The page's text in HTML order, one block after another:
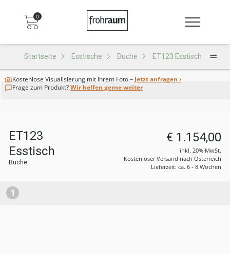
0
Startseite Esstische Buche ET123 Esstisch
Kostenlose Visualisierung mit Ihrem Foto – Jetzt anfragen ›
Frage zum Produkt?Wir helfen gerne weiter
ET123
Esstisch
Buche
€ 1.154,00
inkl. 20% MwSt.
Kostenloser Versand nach Österreich
Lieferzeit: ca. 6 - 8 Wochen
1